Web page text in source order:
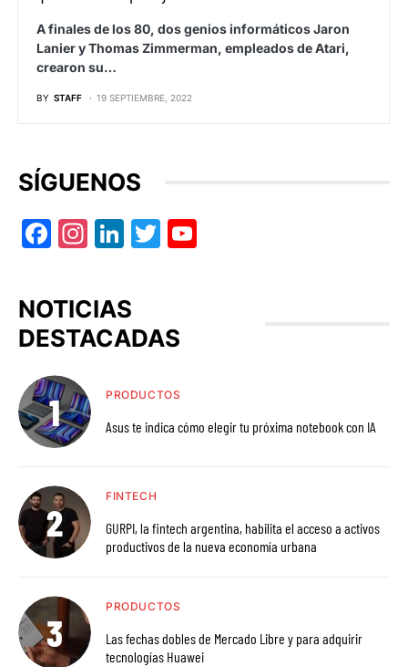
A finales de los 80, dos genios informáticos Jaron
Lanier y Thomas Zimmerman, empleados de Atari,
crearon su…
BY STAFF 19 SEPTIEMBRE, 2022
SÍGUENOS
Facebook
Instagram
LinkedIn
Twitter
NOTICIAS
DESTACADAS
PRODUCTOS
Asus te indica cómo elegir tu próxima notebook con IA
FINTECH
GURPI, la fintech argentina, habilita el acceso a activos
productivos de la nueva economía urbana
PRODUCTOS
Las fechas dobles de Mercado Libre y para adquirir
tecnologías Huawei